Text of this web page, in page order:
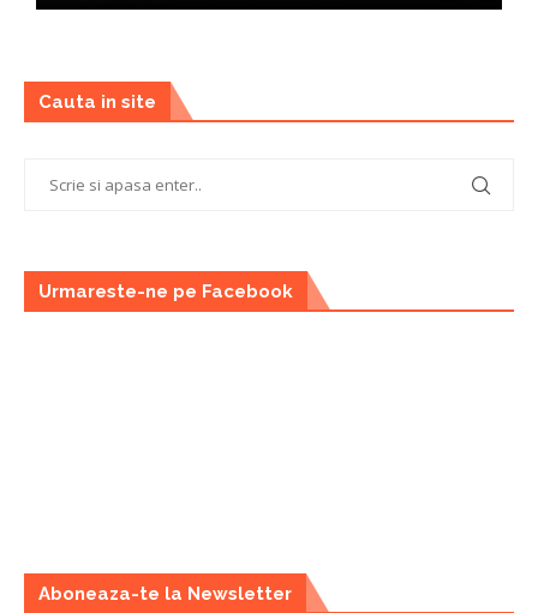
Cauta in site
Urmareste-ne pe Facebook
Aboneaza-te la Newsletter